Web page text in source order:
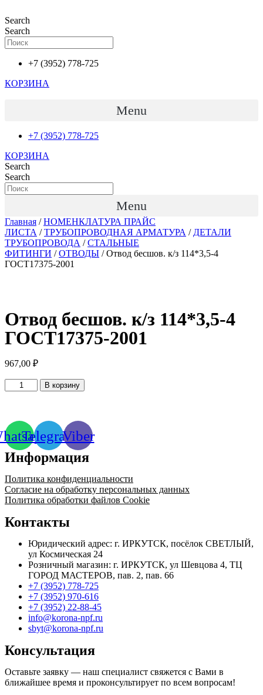
к
содержимому
Search
Search
+7 (3952) 778-725
КОРЗИНА
Menu
+7 (3952) 778-725
КОРЗИНА
Search
Search
Menu
Главная /НОМЕНКЛАТУРА ПРАЙС
ЛИСТА /ТРУБОПРОВОДНАЯ АРМАТУРА / ДЕТАЛИ
ТРУБОПРОВОДА /СТАЛЬНЫЕ
ФИТИНГИ /ОТВОДЫ / Отвод бесшов. к/з 114*3,5-4
ГОСТ17375-2001
Отвод бесшов. к/з 114*3,5-4
ГОСТ17375-2001
967,00 ₽
Количество
товара
к/
з
114*3,5-
4
ГОСТ17375-
2001
В корзину
TelegramViber
Информация
Политика конфиденциальности
Согласие на обработку персональных данных
Политика обработки файлов Cookie
Контакты
Юридический адрес: г. ИРКУТСК, посёлок СВЕТЛЫЙ,
ул Космическая 24
Розничный магазин: г. ИРКУТСК, ул Шевцова 4, ТЦ
ГОРОД МАСТЕРОВ, пав. 2, пав. 66
+7 (3952) 778-725
+7 (3952) 970-616
+7 (3952) 22-88-45
info@korona-npf.ru
sbyt@korona-npf.ru
Консультация
Оставьте заявку — наш специалист свяжется с Вами в
ближайшее время и проконсультирует по всем вопросам!